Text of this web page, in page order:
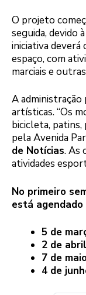
O projeto
seguida, devido
iniciativa deverá
espaço, com
marciais e
A
artísticas. “Os
bicicleta,
pela Avenida
de Notícias. As
atividades
No primeiro
está
5 de
2 de
7 de
4 de